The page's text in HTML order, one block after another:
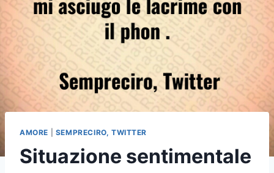
AMORE SEMPRECIRO, TWITTER
Situazione sentimentale